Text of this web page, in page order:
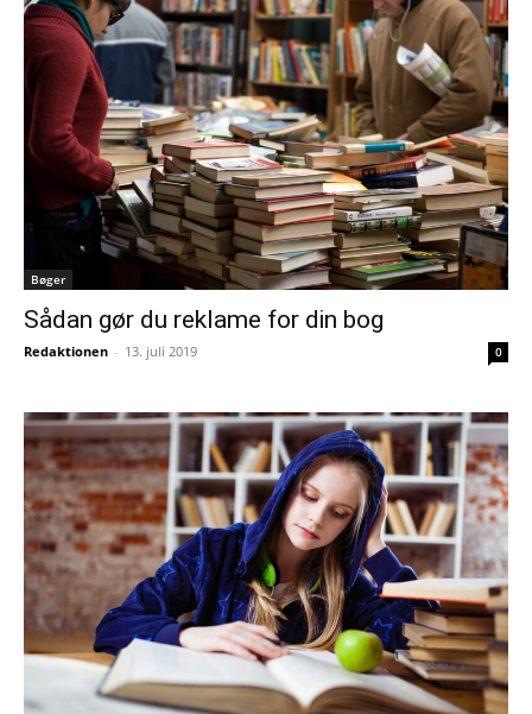
Bøger
Sådan gør du reklame for din bog
Redaktionen - 13. juli 2019 0